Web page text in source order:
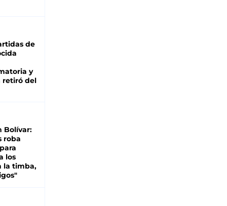
de
y
retiró del
Bolívar:
roba
los
la timba,